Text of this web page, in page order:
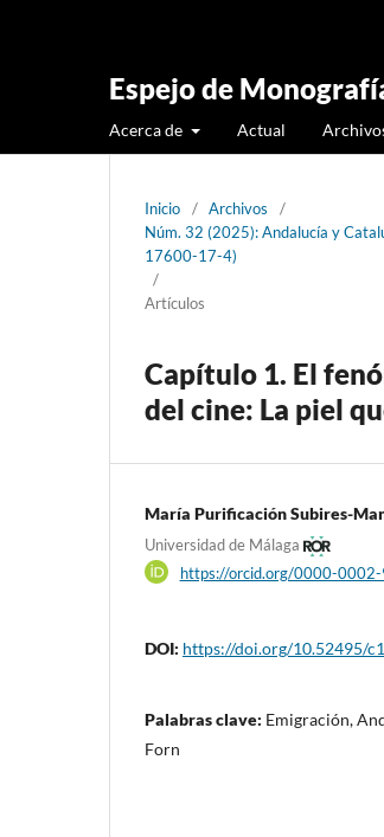
Espejo de
Acerca de Actual
Inicio / Archivos
/
Núm. 32 (2025): Andalucía y
17600-17-4)
/
Artículos
Capítulo 1. El
del cine: La piel
María Purificación Subires-
Universidad de Málaga
https://orcid.org/0000-
DOI: https://doi.org/10.52495/
Palabras clave: Emigración,
Forn